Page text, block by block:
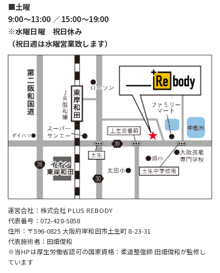
■土曜
9:00〜13:00 ／ 15:00〜19:00
※水曜日曜 祝日休み
（祝日週は水曜営業致します）
運営会社：株式会社 PLUS REBODY
代表番号：072-428-5858
住所：〒596-0825 大阪府岸和田市土生町 8-23-31
代表施術者：田畑俊和
※当HPは厚生労働省認可の国家資格：柔道整復師 田畑俊和が監修し
ています